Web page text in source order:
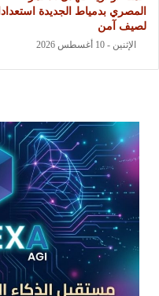
المصري بدمياط الجديدة استعدادا
لصيف آمن
الإثنين - 10 أغسطس 2026